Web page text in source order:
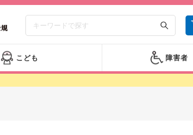
こども 障害者